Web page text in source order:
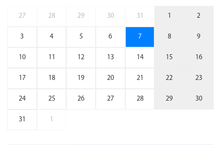
27 28 29 30 31 1 2
3 4 5 6 7 8 9
10 11 12 13 14 15 16
17 18 19 20 21 22 23
24 25 26 27 28 29 30
31 1